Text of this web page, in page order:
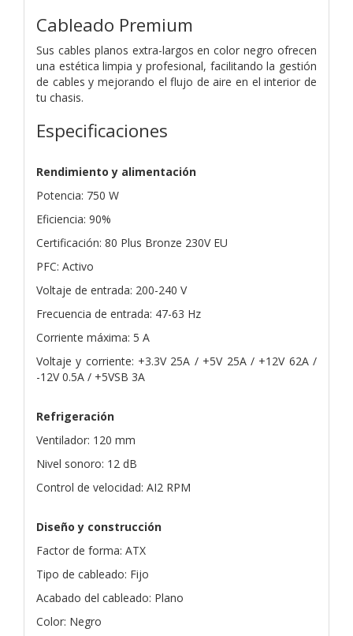
Cableado Premium
Sus cables planos extra-largos en color negro ofrecen
una estética limpia y profesional, facilitando la gestión
de cables y mejorando el flujo de aire en el interior de
tu chasis.
Especificaciones
Rendimiento y alimentación
Potencia: 750 W
Eficiencia: 90%
Certificación: 80 Plus Bronze 230V EU
PFC: Activo
Voltaje de entrada: 200-240 V
Frecuencia de entrada: 47-63 Hz
Corriente máxima: 5 A
Voltaje y corriente: +3.3V 25A / +5V 25A / +12V 62A /
-12V 0.5A / +5VSB 3A
Refrigeración
Ventilador: 120 mm
Nivel sonoro: 12 dB
Control de velocidad: AI2 RPM
Diseño y construcción
Factor de forma: ATX
Tipo de cableado: Fijo
Acabado del cableado: Plano
Color: Negro